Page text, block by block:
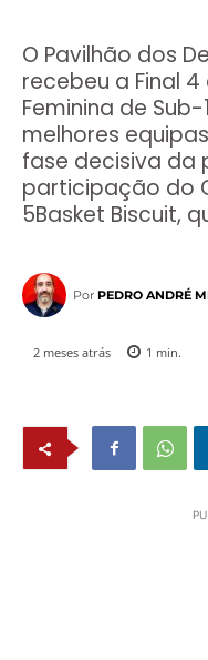
O Pavilhão dos
recebeu a Final
Feminina de
melhores
fase decisiva da
participação do
5Basket Biscuit,
Por PEDRO ANDRÉ
2 meses atrás 1 min.